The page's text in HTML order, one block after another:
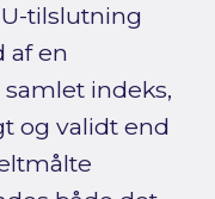
tilslutning
af en
indeks,
og validt end